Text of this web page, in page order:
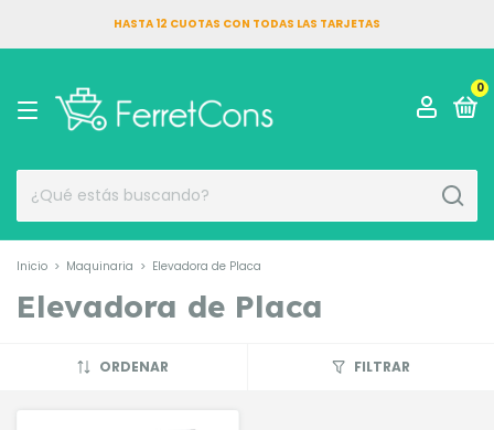
HASTA 12 CUOTAS CON TODAS LAS TARJETAS
0
Inicio > Maquinaria > Elevadora de Placa
Elevadora de Placa
ORDENAR FILTRAR